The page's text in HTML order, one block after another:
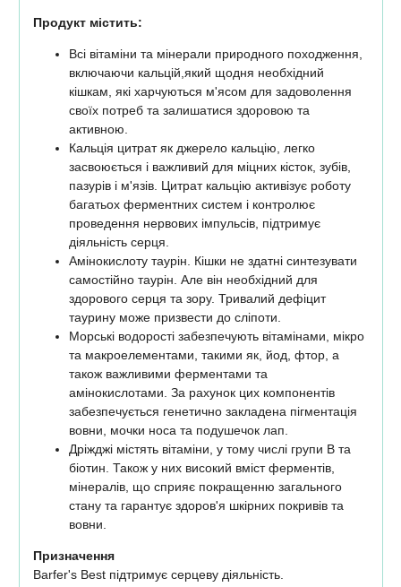
Продукт містить:
Всі вітаміни та мінерали природного походження,
включаючи кальцій,який щодня необхідний
кішкам, які харчуються м'ясом для задоволення
своїх потреб та залишатися здоровою та
активною.
Кальція цитрат як джерело кальцію, легко
засвоюється і важливий для міцних кісток, зубів,
пазурів і м'язів. Цитрат кальцію активізує роботу
багатьох ферментних систем і контролює
проведення нервових імпульсів, підтримує
діяльність серця.
Амінокислоту таурін. Кішки не здатні синтезувати
самостійно таурін. Але він необхідний для
здорового серця та зору. Тривалий дефіцит
таурину може призвести до сліпоти.
Морські водорості забезпечують вітамінами, мікро
та макроелементами, такими як, йод, фтор, а
також важливими ферментами та
амінокислотами. За рахунок цих компонентів
забезпечується генетично закладена пігментація
вовни, мочки носа та подушечок лап.
Дріжджі містять вітаміни, у тому числі групи B та
біотин. Також у них високий вміст ферментів,
мінералів, що сприяє покращенню загального
стану та гарантує здоров'я шкірних покривів та
вовни.
Призначення
Barfer's Best підтримує серцеву діяльність.